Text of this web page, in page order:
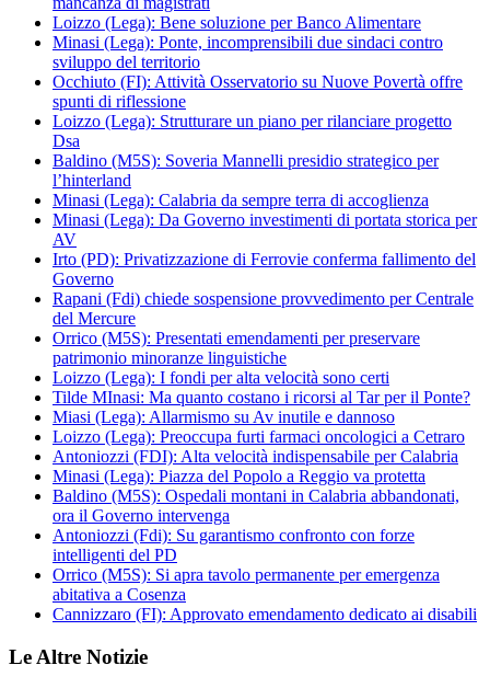
Loizzo (Lega): Bene soluzione per Banco Alimentare
Minasi (Lega): Ponte, incomprensibili due sindaci contro
sviluppo del territorio
Occhiuto (FI): Attività Osservatorio su Nuove Povertà offre
spunti di riflessione
Loizzo (Lega): Strutturare un piano per rilanciare progetto
Dsa
Baldino (M5S): Soveria Mannelli presidio strategico per
l’hinterland
Minasi (Lega): Calabria da sempre terra di accoglienza
Minasi (Lega): Da Governo investimenti di portata storica per
AV
Irto (PD): Privatizzazione di Ferrovie conferma fallimento del
Governo
Rapani (Fdi) chiede sospensione provvedimento per Centrale
del Mercure
Orrico (M5S): Presentati emendamenti per preservare
patrimonio minoranze linguistiche
Loizzo (Lega): I fondi per alta velocità sono certi
Tilde MInasi: Ma quanto costano i ricorsi al Tar per il Ponte?
Miasi (Lega): Allarmismo su Av inutile e dannoso
Loizzo (Lega): Preoccupa furti farmaci oncologici a Cetraro
Antoniozzi (FDI): Alta velocità indispensabile per Calabria
Minasi (Lega): Piazza del Popolo a Reggio va protetta
Baldino (M5S): Ospedali montani in Calabria abbandonati,
ora il Governo intervenga
Antoniozzi (Fdi): Su garantismo confronto con forze
intelligenti del PD
Orrico (M5S): Si apra tavolo permanente per emergenza
abitativa a Cosenza
Cannizzaro (FI): Approvato emendamento dedicato ai disabili
Le Altre Notizie